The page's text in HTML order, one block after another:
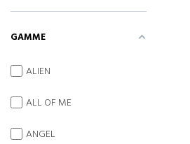
GAMME
ALIEN
ALL OF ME
ANGEL